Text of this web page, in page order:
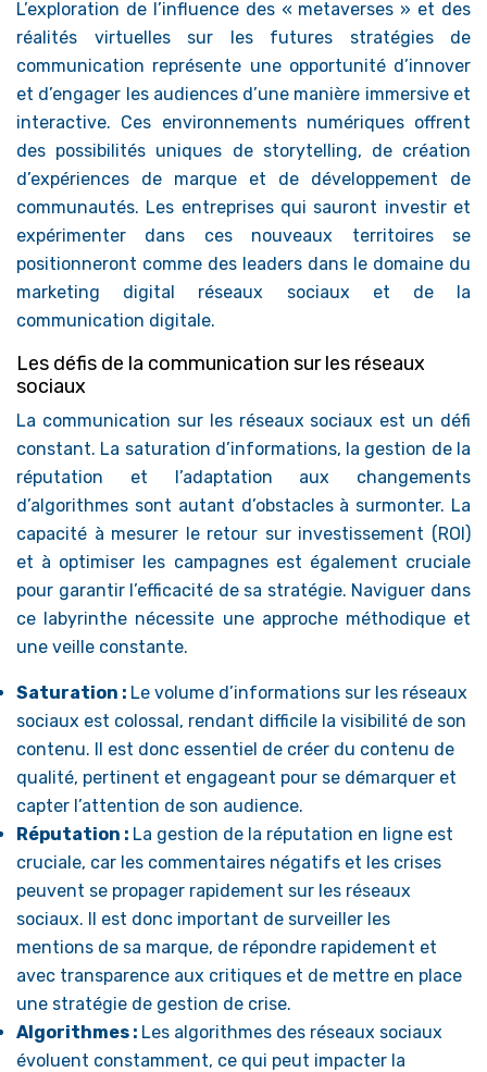
L’exploration de l’influence des « metaverses » et des
réalités virtuelles sur les futures stratégies de
communication représente une opportunité d’innover
et d’engager les audiences d’une manière immersive et
interactive. Ces environnements numériques offrent
des possibilités uniques de storytelling, de création
d’expériences de marque et de développement de
communautés. Les entreprises qui sauront investir et
expérimenter dans ces nouveaux territoires se
positionneront comme des leaders dans le domaine du
marketing digital réseaux sociaux et de la
communication digitale.
Les défis de la communication sur les réseaux
sociaux
La communication sur les réseaux sociaux est un défi
constant. La saturation d’informations, la gestion de la
réputation et l’adaptation aux changements
d’algorithmes sont autant d’obstacles à surmonter. La
capacité à mesurer le retour sur investissement (ROI)
et à optimiser les campagnes est également cruciale
pour garantir l’efficacité de sa stratégie. Naviguer dans
ce labyrinthe nécessite une approche méthodique et
une veille constante.
Saturation : Le volume d’informations sur les réseaux
sociaux est colossal, rendant difficile la visibilité de son
contenu. Il est donc essentiel de créer du contenu de
qualité, pertinent et engageant pour se démarquer et
capter l’attention de son audience.
Réputation : La gestion de la réputation en ligne est
cruciale, car les commentaires négatifs et les crises
peuvent se propager rapidement sur les réseaux
sociaux. Il est donc important de surveiller les
mentions de sa marque, de répondre rapidement et
avec transparence aux critiques et de mettre en place
une stratégie de gestion de crise.
Algorithmes : Les algorithmes des réseaux sociaux
évoluent constamment, ce qui peut impacter la